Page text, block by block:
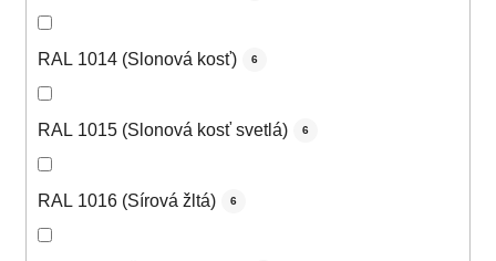
RAL 1014 (Slonová kosť) 6
RAL 1015 (Slonová kosť svetlá) 6
RAL 1016 (Sírová žltá) 6